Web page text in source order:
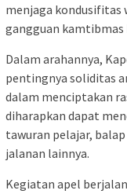
menjaga kondusifitas
gangguan kamtibmas
Dalam arahannya,
pentingnya soliditas
dalam menciptakan
diharapkan dapat
tawuran pelajar,
jalanan lainnya.
Kegiatan apel